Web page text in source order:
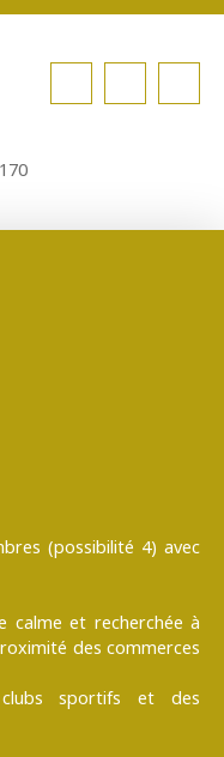
(possibilité 4) avec
calme et recherchée à
des commerces
sportifs et des